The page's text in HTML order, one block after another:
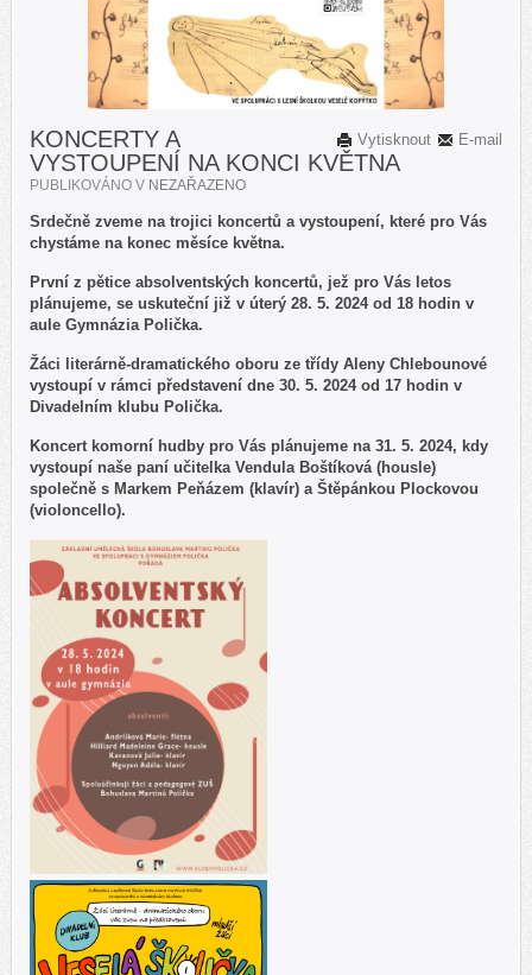
E-mail
Vytisknout
KONCERTY A
VYSTOUPENÍ NA KONCI KVĚTNA
PUBLIKOVÁNO V NEZAŘAZENO
Srdečně zveme na trojici koncertů a vystoupení, které pro Vás
chystáme na konec měsíce května.
První z pětice absolventských koncertů, jež pro Vás letos
plánujeme, se uskuteční již v úterý 28. 5. 2024 od 18 hodin v
aule Gymnázia Polička.
Žáci literárně-dramatického oboru ze třídy Aleny Chlebounové
vystoupí v rámci představení dne 30. 5. 2024 od 17 hodin v
Divadelním klubu Polička.
Koncert komorní hudby pro Vás plánujeme na 31. 5. 2024, kdy
vystoupí naše paní učitelka Vendula Boštíková (housle)
společně s Markem Peňázem (klavír) a Štěpánkou Plockovou
(violoncello).